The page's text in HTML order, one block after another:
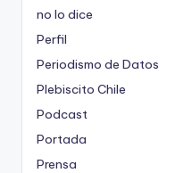
no lo dice
Perfil
Periodismo de Datos
Plebiscito Chile
Podcast
Portada
Prensa